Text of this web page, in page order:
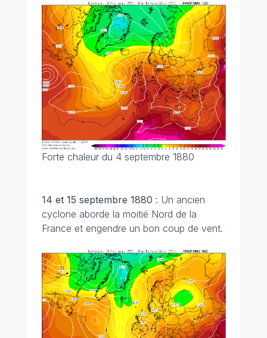
Forte chaleur du 4 septembre 1880
14 et 15 septembre 1880 : Un ancien
cyclone aborde la moitié Nord de la
France et engendre un bon coup de vent.